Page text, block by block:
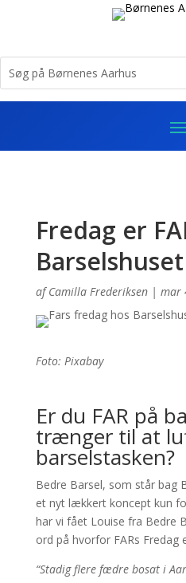
Fredag er
Barselshuset
afCamilla Frederiksen| mar
Foto: Pixabay
Er du FAR på
trænger til at
barselstasken?
Bedre Barsel, som står bag
et nyt lækkert koncept kun
har vi fået Louise fra Bedre
ord på hvorfor FARs Fredag
“Stadig flere fædre bosat i